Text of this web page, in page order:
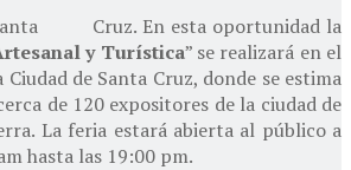
Cruz. En esta oportunidad la
y Turística” se realizará en el
de Santa Cruz, donde se estima
de 120 expositores de la ciudad de
La feria estará abierta al público a
hasta las 19:00 pm.